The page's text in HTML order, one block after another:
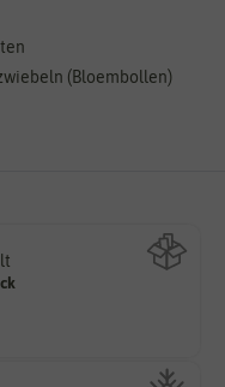
(Bloembollen)
Wie viel ist enthalten